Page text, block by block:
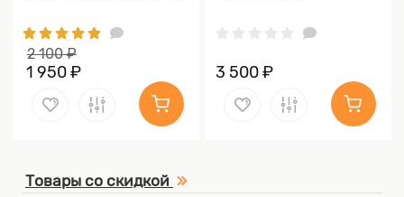
2 100 ₽
1 950 ₽ 3 500 ₽
Товары со скидкой